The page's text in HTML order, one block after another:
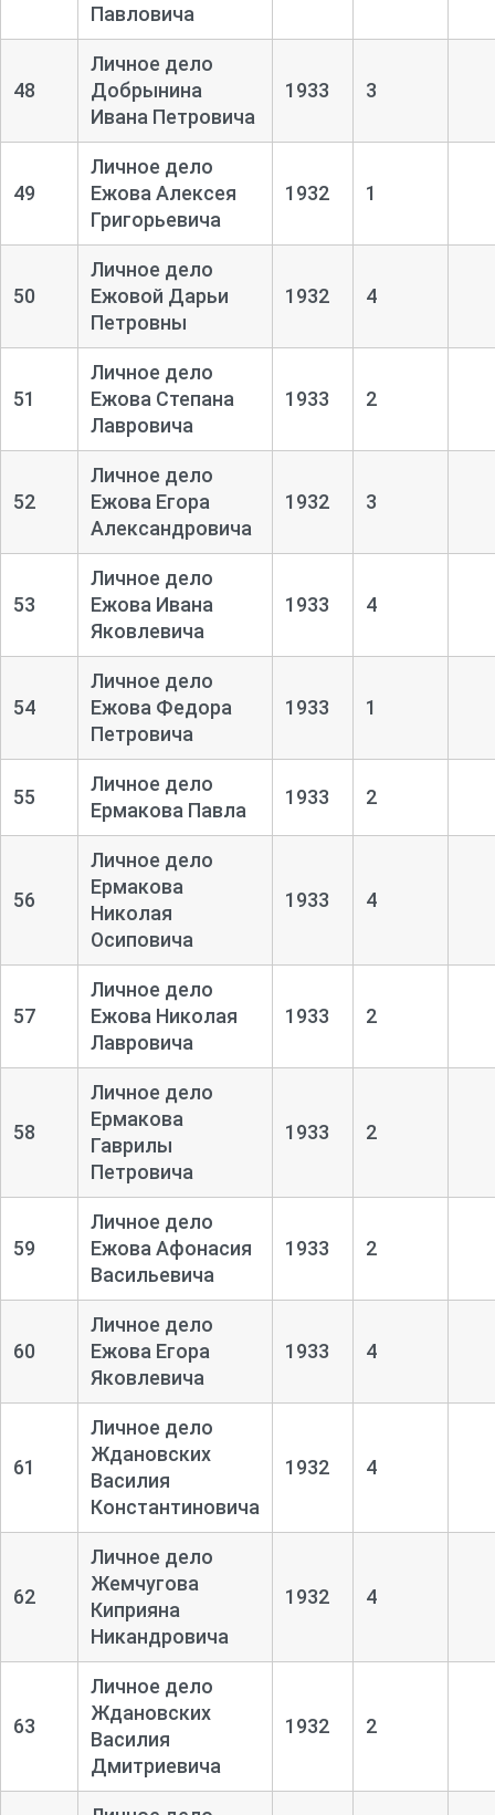
Павловича
48
Личное дело
Добрынина
Ивана Петровича
1933 3
49
Личное дело
Ежова Алексея
Григорьевича
1932 1
50
Личное дело
Ежовой Дарьи
Петровны
1932 4
51
Личное дело
Ежова Степана
Лавровича
1933 2
52
Личное дело
Ежова Егора
Александровича
1932 3
53
Личное дело
Ежова Ивана
Яковлевича
1933 4
54
Личное дело
Ежова Федора
Петровича
1933 1
55
Личное дело
Ермакова Павла
1933 2
56
Личное дело
Ермакова
Николая
Осиповича
1933 4
57
Личное дело
Ежова Николая
Лавровича
1933 2
58
Личное дело
Ермакова
Гаврилы
Петровича
1933 2
59
Личное дело
Ежова Афонасия
Васильевича
1933 2
60
Личное дело
Ежова Егора
Яковлевича
1933 4
61
Личное дело
Ждановских
Василия
Константиновича
1932 4
62
Личное дело
Жемчугова
Киприяна
Никандровича
1932 4
63
Личное дело
Ждановских
Василия
Дмитриевича
1932 2